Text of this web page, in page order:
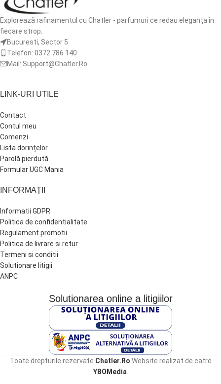
Explorează rafinamentul cu Chatler - parfumuri ce redau eleganța în
fiecare strop.
Bucuresti, Sector 5
Telefon: 0372 786 140
Mail: Support@Chatler.Ro
LINK-URI UTILE
Contact
Contul meu
Comenzi
Lista dorințelor
Parolă pierdută
Formular UGC Mania
INFORMAȚII
Informatii GDPR
Politica de confidentialitate
Regulament promotii
Politica de livrare si retur
Termeni si conditii
Solutionare litigii
ANPC
Solutionarea online a litigiilor
Toate drepturile rezervate Chatler.Ro Website realizat de catre
YBOMedia.